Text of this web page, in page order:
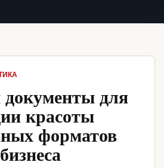
для
красоты
форматов
бизнеса